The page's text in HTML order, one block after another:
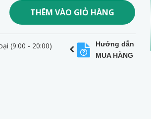
THÊM VÀO GIỎ HÀNG
(9:00 - 20:00)
Hướng dẫn
MUA HÀNG